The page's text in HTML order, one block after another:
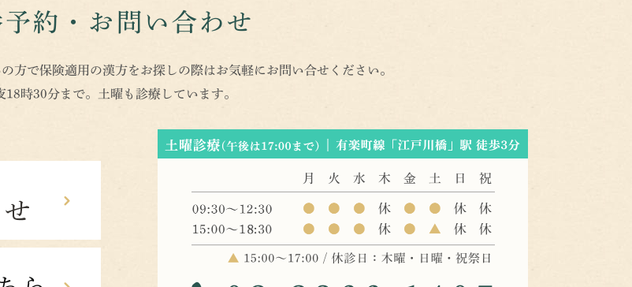
約・お問い合わせ
で保険適用の漢方をお探しの際はお気軽にお問い合せください。
18時30分まで。土曜も診療しています。